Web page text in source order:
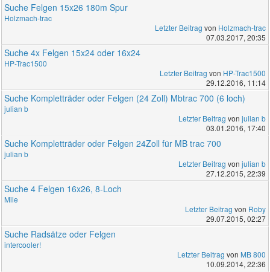
Suche Felgen 15x26 180m Spur
Holzmach-trac
Letzter Beitrag von Holzmach-trac
07.03.2017, 20:35
Suche 4x Felgen 15x24 oder 16x24
HP-Trac1500
Letzter Beitrag von HP-Trac1500
29.12.2016, 11:14
Suche Kompletträder oder Felgen (24 Zoll) Mbtrac 700 (6 loch)
julian b
Letzter Beitrag von julian b
03.01.2016, 17:40
Suche Kompletträder oder Felgen 24Zoll für MB trac 700
julian b
Letzter Beitrag von julian b
27.12.2015, 22:39
Suche 4 Felgen 16x26, 8-Loch
Mile
Letzter Beitrag von Roby
29.07.2015, 02:27
Suche Radsätze oder Felgen
intercooler!
Letzter Beitrag von MB 800
10.09.2014, 22:36